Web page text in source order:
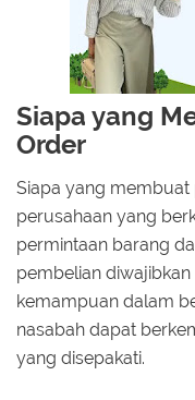
Siapa yang
Order
Siapa yang
perusahaan yang
permintaan barang
pembelian
kemampuan dalam
nasabah dapat
yang disepakati.